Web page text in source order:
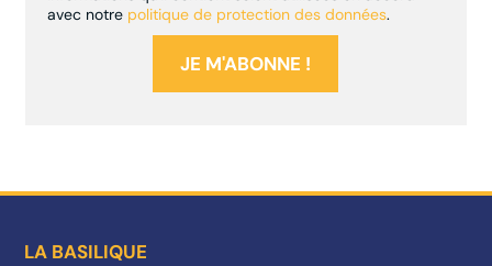
avec notre politique de protection des données.
LA BASILIQUE